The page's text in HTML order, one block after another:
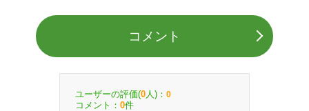
コメント
ユーザーの評価(0 人)： 0
コメント： 0件